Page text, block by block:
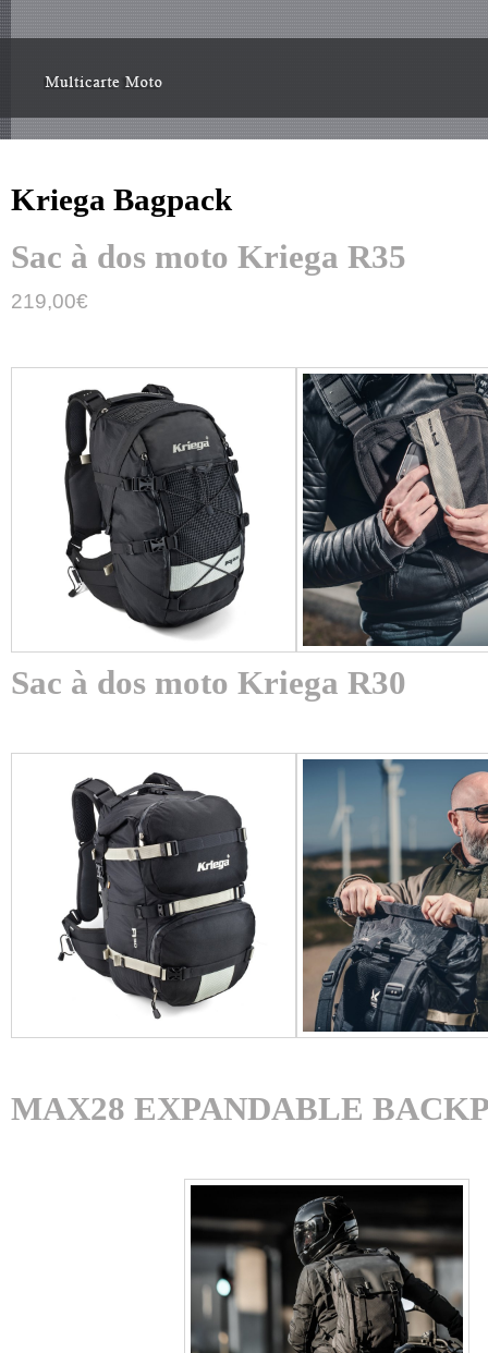
Kriega Bagpack
Sac à dos moto Kriega R35
219,00€
Sac à dos moto Kriega R30
MAX28 EXPANDABLE